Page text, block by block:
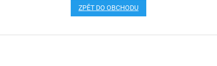
ZPĚT DO OBCHODU